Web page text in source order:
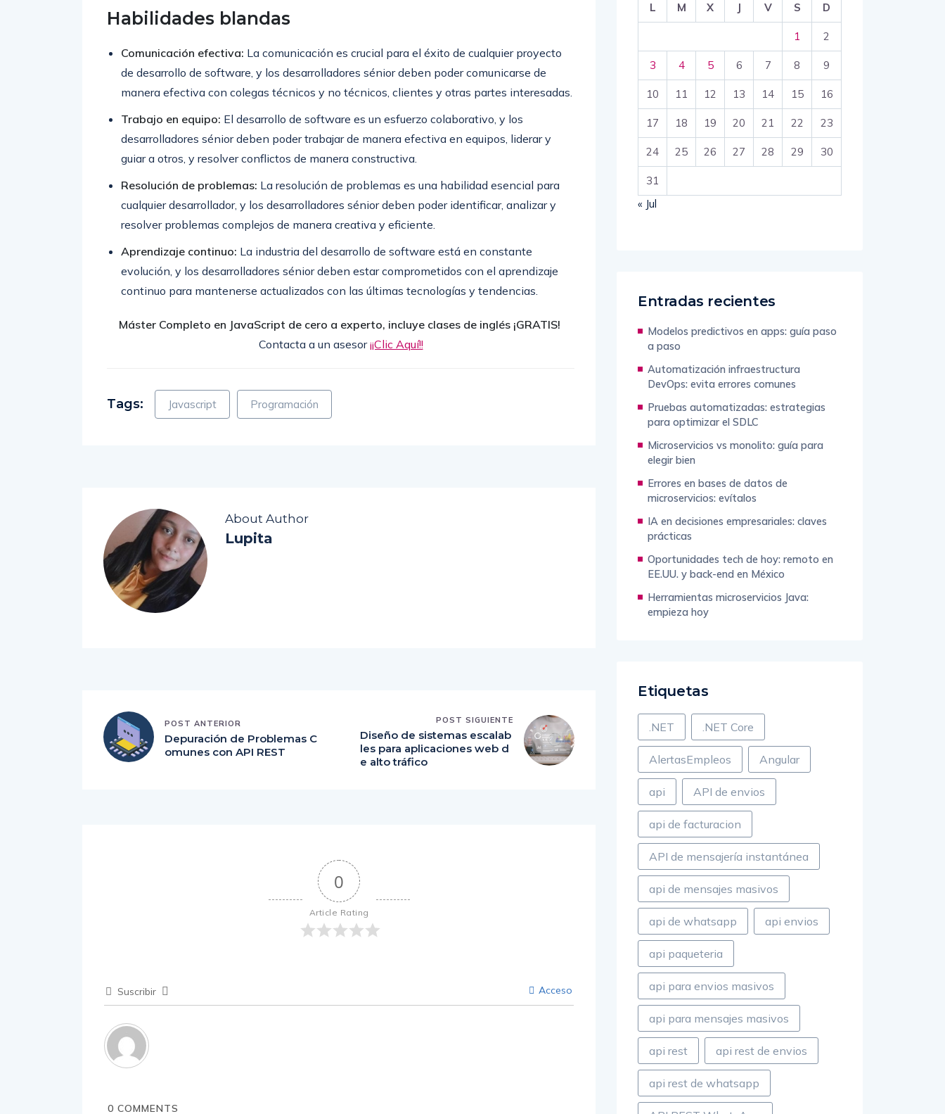
Habilidades blandas
Comunicación efectiva: La comunicación es crucial para el éxito de cualquier proyecto
de desarrollo de software, y los desarrolladores sénior deben poder comunicarse de
manera efectiva con colegas técnicos y no técnicos, clientes y otras partes interesadas.
Trabajo en equipo: El desarrollo de software es un esfuerzo colaborativo, y los
desarrolladores sénior deben poder trabajar de manera efectiva en equipos, liderar y
guiar a otros, y resolver conflictos de manera constructiva.
Resolución de problemas: La resolución de problemas es una habilidad esencial para
cualquier desarrollador, y los desarrolladores sénior deben poder identificar, analizar y
resolver problemas complejos de manera creativa y eficiente.
Aprendizaje continuo: La industria del desarrollo de software está en constante
evolución, y los desarrolladores sénior deben estar comprometidos con el aprendizaje
continuo para mantenerse actualizados con las últimas tecnologías y tendencias.
Máster Completo en JavaScript de cero a experto, incluye clases de inglés ¡GRATIS!
Contacta a un asesor¡¡Clic Aquí!!
Tags: Javascript Programación
About Author
Lupita
POST ANTERIOR
Depuración de Problemas C
omunes con API REST
POST SIGUIENTE
Diseño de sistemas escalab
les para aplicaciones web d
e alto tráfico
0
Article Rating
Suscribir Acceso
0 COMMENTS
L M X J V S D
1 2
3 4 5 6 7 8 9
10 11 12 13 14 15 16
17 18 19 20 21 22 23
24 25 26 27 28 29 30
31
« Jul
Entradas recientes
Modelos predictivos en apps: guía paso
a paso
Automatización infraestructura
DevOps: evita errores comunes
Pruebas automatizadas: estrategias
para optimizar el SDLC
Microservicios vs monolito: guía para
elegir bien
Errores en bases de datos de
microservicios: evítalos
IA en decisiones empresariales: claves
prácticas
Oportunidades tech de hoy: remoto en
EE.UU. y back-end en México
Herramientas microservicios Java:
empieza hoy
Etiquetas
.NET .NET Core
AlertasEmpleos Angular
api API de envios
api de facturacion
API de mensajería instantánea
api de mensajes masivos
api de whatsapp api envios
api paqueteria
api para envios masivos
api para mensajes masivos
api rest api rest de envios
api rest de whatsapp